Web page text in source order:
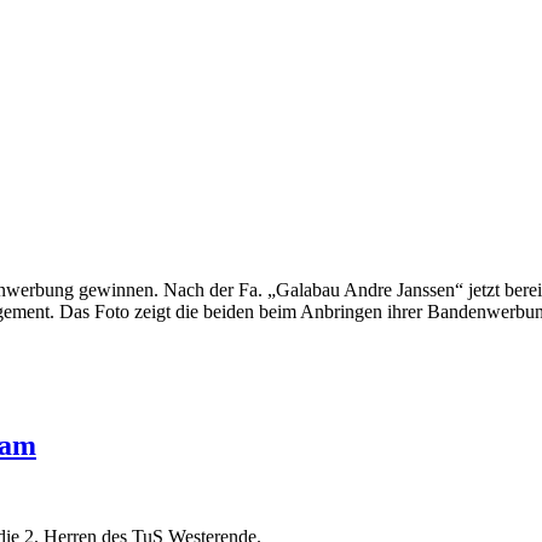
gewinnen. Nach der Fa. „Galabau Andre Janssen“ jetzt
Das Foto zeigt die beiden beim Anbringen ihrer
2. Herren des TuS Westerende.